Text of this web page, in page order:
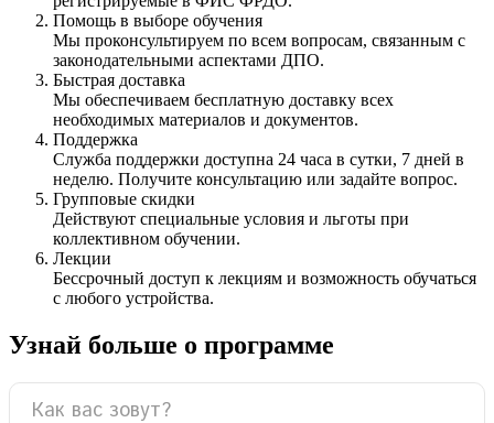
Помощь в выборе обучения
Мы проконсультируем по всем вопросам, связанным с
законодательными аспектами ДПО.
Быстрая доставка
Мы обеспечиваем бесплатную доставку всех
необходимых материалов и документов.
Поддержка
Служба поддержки доступна 24 часа в сутки, 7 дней в
неделю. Получите консультацию или задайте вопрос.
Групповые скидки
Действуют специальные условия и льготы при
коллективном обучении.
Лекции
Бессрочный доступ к лекциям и возможность обучаться
с любого устройства.
Узнай больше о программе